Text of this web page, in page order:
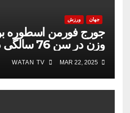
جهان ورزش
جورج فورمن اسطوره
وزن در سن 76 سالگی درگذشت